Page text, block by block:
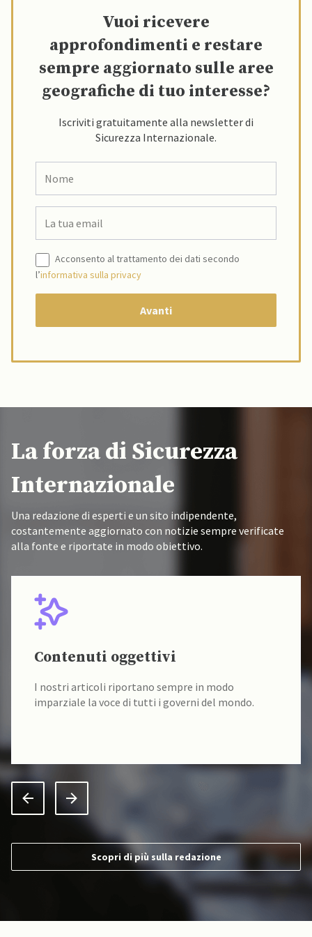
Vuoi ricevere
approfondimenti e restare
sempre aggiornato sulle aree
geografiche di tuo interesse?
Iscriviti gratuitamente alla newsletter di
Sicurezza Internazionale.
Acconsento al trattamento dei dati secondo
l’informativa sulla privacy
La forza di Sicurezza
Internazionale
Una redazione di esperti e un sito indipendente,
costantemente aggiornato con notizie sempre verificate
alla fonte e riportate in modo obiettivo.
Contenuti oggettivi
I nostri articoli riportano sempre in modo
imparziale la voce di tutti i governi del mondo.
Scopri di più sulla redazione